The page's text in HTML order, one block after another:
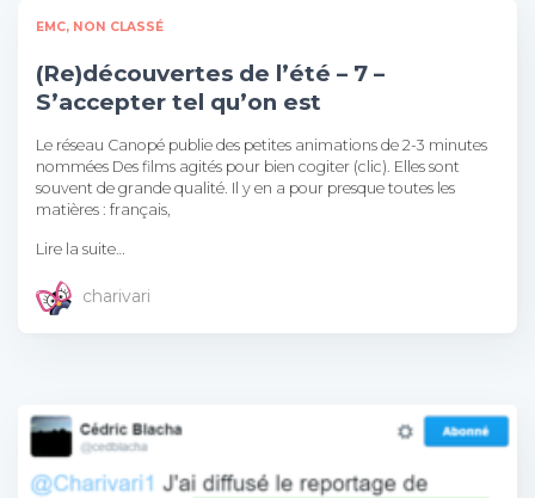
EMC NON CLASSÉ
(Re)découvertes de l’été – 7 –
S’accepter tel qu’on est
Le réseau Canopé publie des petites animations de 2-3 minutes
nommées Des films agités pour bien cogiter (clic). Elles sont
souvent de grande qualité. Il y en a pour presque toutes les
matières : français,
Lire la suite…
charivari